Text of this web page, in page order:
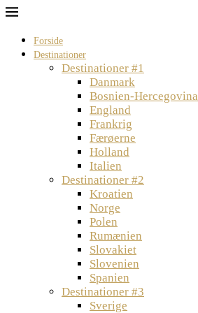
Forside
Destinationer
Destinationer #1
Danmark
Bosnien-Hercegovina
England
Frankrig
Færøerne
Holland
Italien
Destinationer #2
Kroatien
Norge
Polen
Rumænien
Slovakiet
Slovenien
Spanien
Destinationer #3
Sverige